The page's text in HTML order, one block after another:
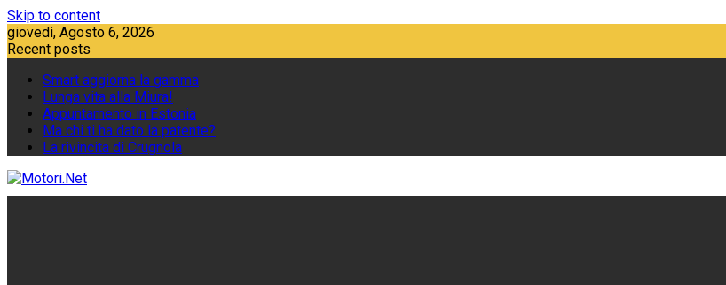
Skip to content
giovedì, Agosto 6, 2026
Recent posts
Smart aggiorna la gamma
Lunga vita alla Miura!
Appuntamento in Estonia
Ma chi ti ha dato la patente?
La rivincita di Crugnola